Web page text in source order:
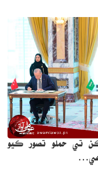
تي حملو تصور ڪيو